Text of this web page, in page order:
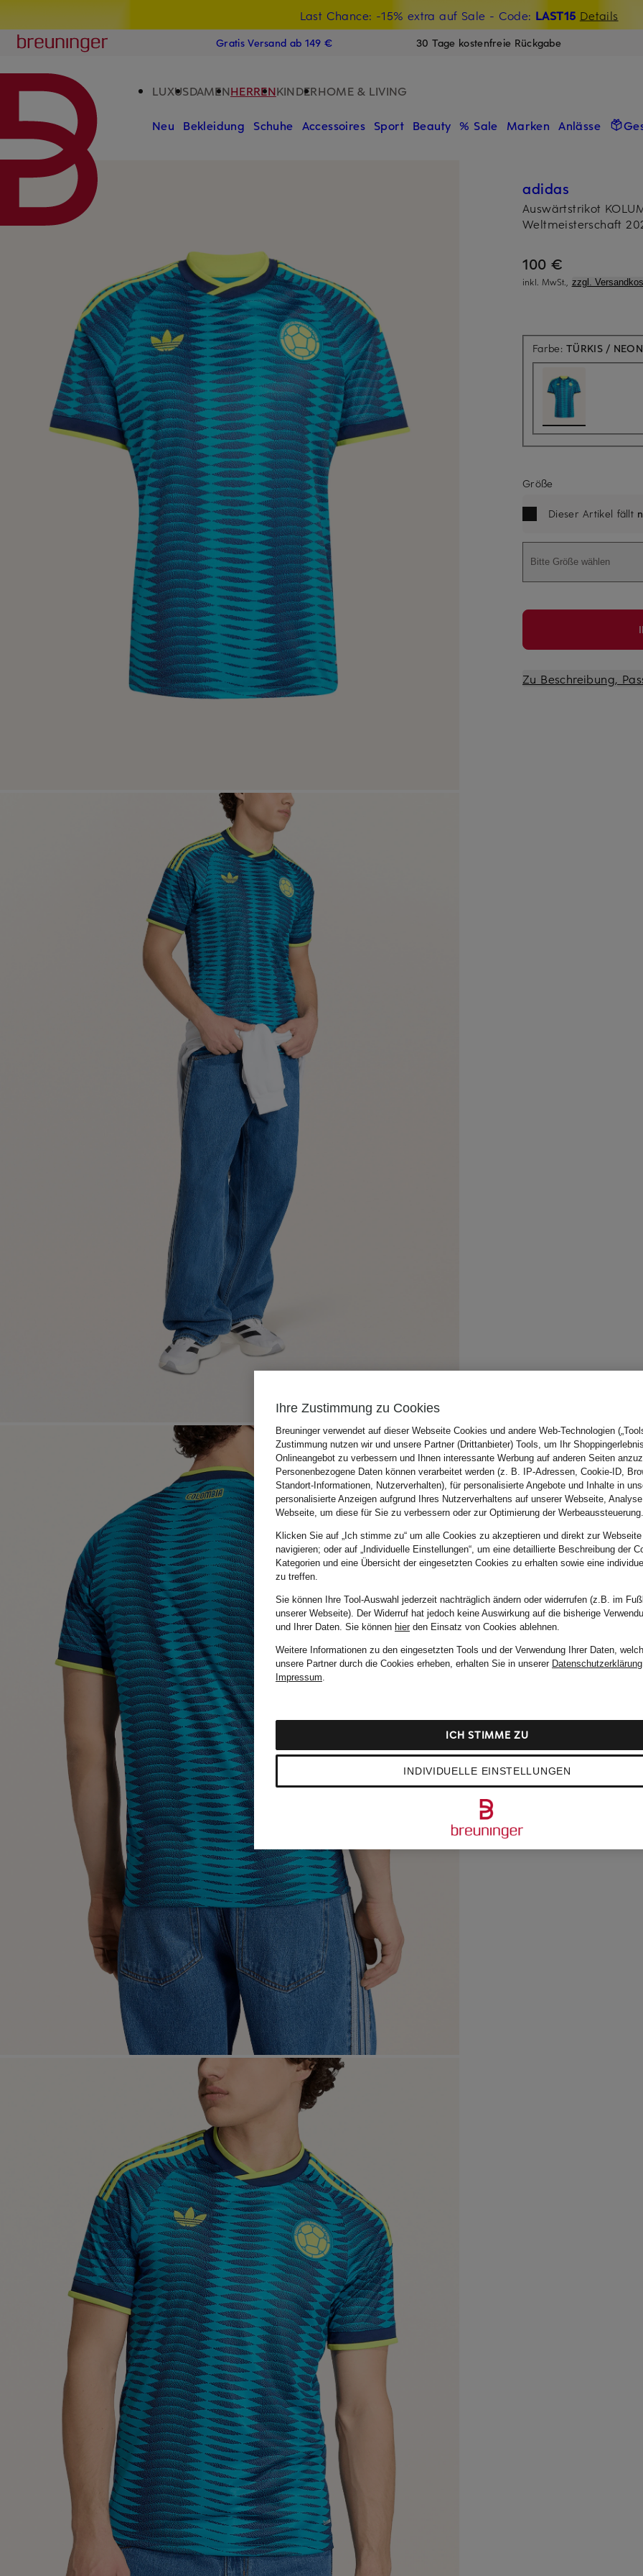
Last Chance: -15% extra auf Sale - Code: LAST15 Details
15€-Willkommensgutschein mit Beyond sichern
Breuninger
Gratis Versand ab 149 € 30 Tage kostenfreie Rückgabe
LUXUSDAMENHERRENKINDERHOME & LIVING
Neu Bekleidung Schuhe Accessoires Sport Beauty % Sale Marken Anlässe
adidas
Auswärtstrikot
Weltmeisterschaft
100 €
inkl. MwSt., zzgl.
Farbe:TÜRKIS /
Größe
Dieser Artikel fällt
Bitte Größe wählen
Zu Beschreibung,
Ihre Zustimmung zu Cookies
Breuninger verwendet auf dieser Webseite Cookies und andere Web-Technologien
Zustimmung nutzen wir und unsere Partner (Drittanbieter) Tools, um Ihr
Onlineangebot zu verbessern und Ihnen interessante Werbung auf anderen Seiten
Personenbezogene Daten können verarbeitet werden (z. B. IP-Adressen, Cookie-ID,
Standort-Informationen, Nutzerverhalten), für personalisierte Angebote und Inhalte in
personalisierte Anzeigen aufgrund Ihres Nutzerverhaltens auf unserer Webseite,
Webseite, um diese für Sie zu verbessern oder zur Optimierung der Werbeaussteuerung.
Klicken Sie auf „Ich stimme zu“ um alle Cookies zu akzeptieren und direkt zur
navigieren; oder auf „Individuelle Einstellungen“, um eine detaillierte Beschreibung der
Kategorien und eine Übersicht der eingesetzten Cookies zu erhalten sowie eine
zu treffen.
Sie können Ihre Tool-Auswahl jederzeit nachträglich ändern oder widerrufen (z.B. im
unserer Webseite). Der Widerruf hat jedoch keine Auswirkung auf die bisherige
und Ihrer Daten. Sie können hierden Einsatz von Cookies ablehnen.
Weitere Informationen zu den eingesetzten Tools und der Verwendung Ihrer Daten,
unsere Partner durch die Cookies erheben, erhalten Sie in unserer Datenschutzerklärung
Impressum.
INDIVIDUELLE EINSTELLUNGEN
ICH STIMME ZU